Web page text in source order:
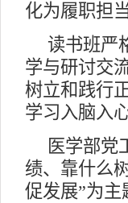
化为履职担
读书班严
学与研讨交
树立和践行
学习入脑入心
医学部党
绩、靠什么
促发展”为